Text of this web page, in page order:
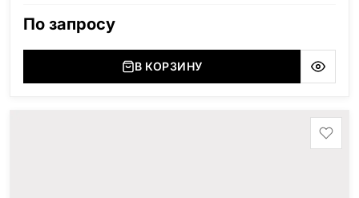
По запросу
В КОРЗИНУ